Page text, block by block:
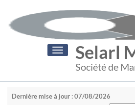
Selarl
Société de
Toggle
navigation
Dernière mise à jour : 07/08/2026